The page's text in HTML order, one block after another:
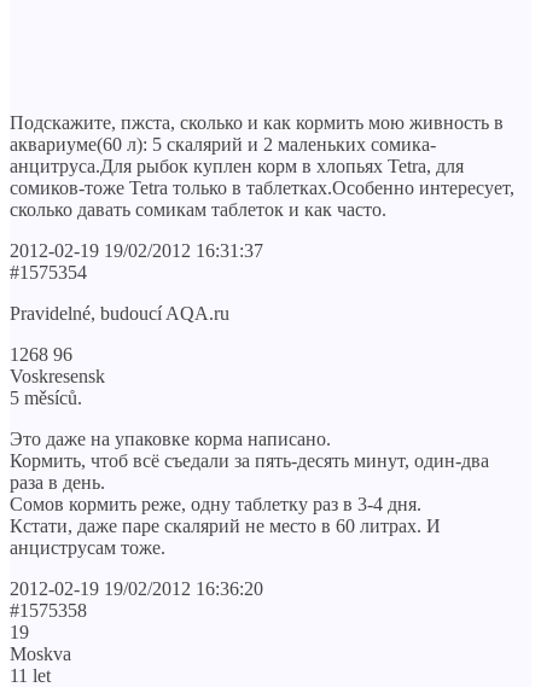
Подскажите, пжста, сколько и как кормить мою живность в
аквариуме(60 л): 5 скалярий и 2 маленьких сомика-
анцитруса.Для рыбок куплен корм в хлопьях Tetra, для
сомиков-тоже Tetra только в таблетках.Особенно интересует,
сколько давать сомикам таблеток и как часто.
2012-02-19 19/02/2012 16:31:37
#1575354
Pravidelné, budoucí AQA.ru
1268 96
Voskresensk
5 měsíců.
Это даже на упаковке корма написано.
Кормить, чтоб всё съедали за пять-десять минут, один-два
раза в день.
Сомов кормить реже, одну таблетку раз в 3-4 дня.
Кстати, даже паре скалярий не место в 60 литрах. И
анциструсам тоже.
2012-02-19 19/02/2012 16:36:20
#1575358
19
Moskva
11 let